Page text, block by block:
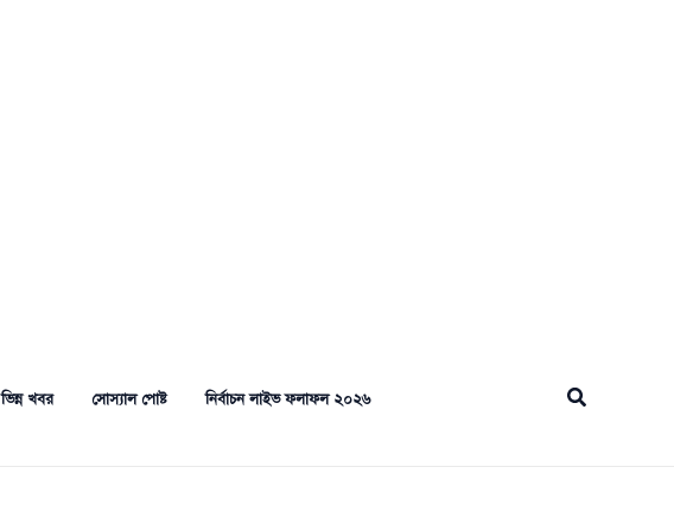
ভিন্ন খবর সোস্যাল পোষ্ট নির্বাচন লাইভ ফলাফল ২০২৬ Search